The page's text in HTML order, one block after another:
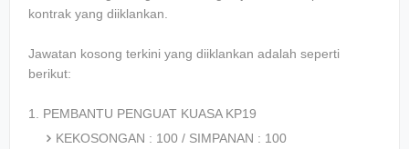
kontrak yang diiklankan.
Jawatan kosong terkini yang diiklankan adalah seperti
berikut:
1. PEMBANTU PENGUAT KUASA KP19
KEKOSONGAN : 100 / SIMPANAN : 100